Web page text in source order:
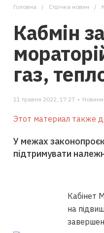
Головна Стрічка новин
Кабмін
газ,
11 травня 2022, 17:27 • Новини
Этот материал также
У межах
підтримувати
Кабінет
на